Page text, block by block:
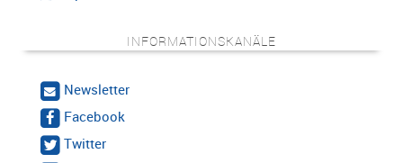
INFORMATIONSKANÄLE
Newsletter
Facebook
Twitter